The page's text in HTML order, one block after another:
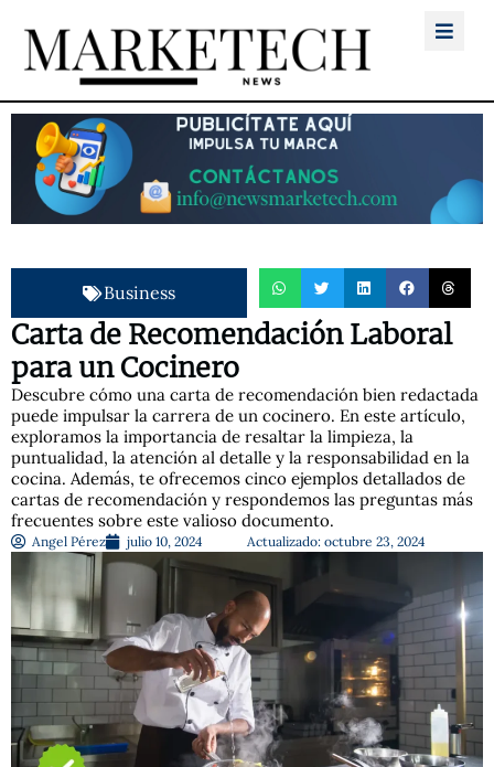
Business
Carta de Recomendación Laboral
para un Cocinero
Descubre cómo una carta de recomendación bien redactada
puede impulsar la carrera de un cocinero. En este artículo,
exploramos la importancia de resaltar la limpieza, la
puntualidad, la atención al detalle y la responsabilidad en la
cocina. Además, te ofrecemos cinco ejemplos detallados de
cartas de recomendación y respondemos las preguntas más
frecuentes sobre este valioso documento.
Angel Pérez julio 10, 2024 Actualizado: octubre 23, 2024